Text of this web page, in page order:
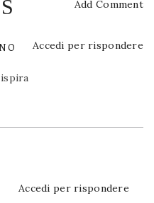
Add Comment
Accedi per rispondere
Accedi per rispondere